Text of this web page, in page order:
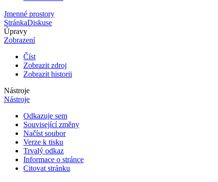
Jmenné prostory
StránkaDiskuse
Úpravy
Zobrazení
Číst
Zobrazit zdroj
Zobrazit historii
Nástroje
Nástroje
Odkazuje sem
Související změny
Načíst soubor
Verze k tisku
Trvalý odkaz
Informace o stránce
Citovat stránku